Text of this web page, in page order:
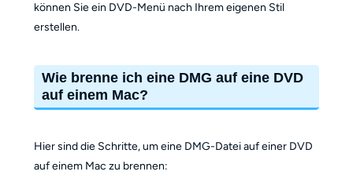
können Sie ein DVD-Menü nach Ihrem eigenen Stil
erstellen.
Wie brenne ich eine DMG auf eine DVD
auf einem Mac?
Hier sind die Schritte, um eine DMG-Datei auf einer DVD
auf einem Mac zu brennen: